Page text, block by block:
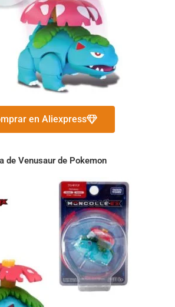
en Aliexpress
de Venusaur de Pokemon